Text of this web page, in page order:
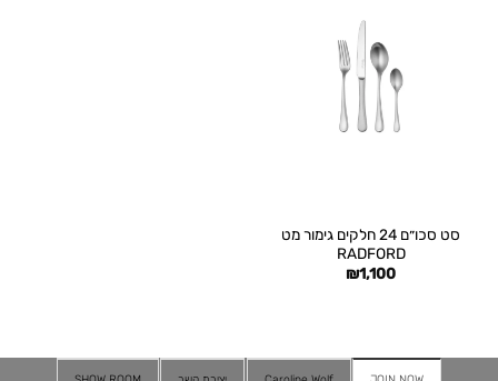
סט סכו״ם 24 חלקים גימור מט
RADFORD
₪1,100